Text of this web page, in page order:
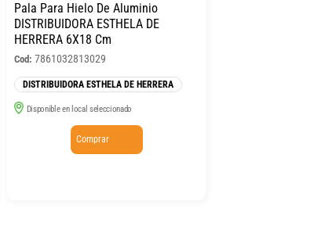
Pala Para Hielo De Aluminio
DISTRIBUIDORA ESTHELA DE
HERRERA 6X18 Cm
Cod: 7861032813029
DISTRIBUIDORA ESTHELA DE HERRERA
Disponible en local seleccionado
Comprar